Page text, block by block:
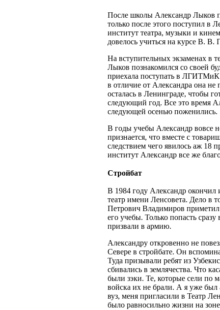
После школы Александр Лыков
только после этого поступил в
институт театра, музыки и
довелось учиться на курсе В. В.
На вступительных экзаменах в
Лыков познакомился со своей
приехала поступать в
в отличие от Александра она
осталась в Ленинграде, чтобы
следующий год. Все это время
следующей осенью поженились.
В годы учебы Александр вовсе
признается, что вместе с
следствием чего явилось аж
институт Александр все же
Стройбат
В 1984 году Александр окончил
театр имени Ленсовета. Дело в
Петрович Владимиров приметил
его учебы. Только попасть сразу
призвали в армию.
Александру откровенно не
Севере в стройбате. Он
Туда призывали ребят из
сбивались в землячества. Что
были зэки. Те, которые сели по
войска их не брали. А я уже был
вуз, меня пригласили в Театр
было равносильно жизни на